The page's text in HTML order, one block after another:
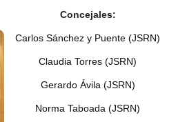
Concejales:
Carlos Sánchez y Puente (JSRN)
Claudia Torres (JSRN)
Gerardo Ávila (JSRN)
Norma Taboada (JSRN)